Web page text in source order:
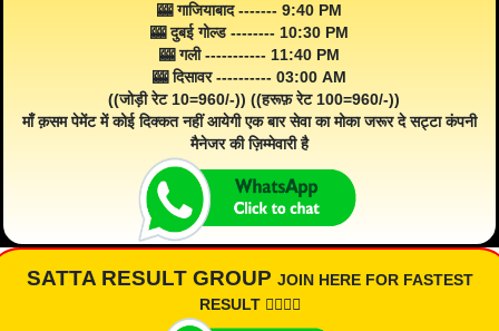
🎰 गाजियाबाद ------- 9:40 PM
🎰 दुबई गोल्ड -------- 10:30 PM
🎰 गली ----------- 11:40 PM
🎰 दिसावर ---------- 03:00 AM
((जोड़ी रेट 10=960/-)) ((हरूफ़ रेट 100=960/-))
माँ क़सम पेमेंट में कोई दिक्कत नहीं आयेगी एक बार सेवा का मोका जरूर दे सट्टा कंपनी
मैनेजर की ज़िम्मेवारी है
SATTA RESULT GROUP JOIN HERE FOR FASTEST
RESULT 👇🏾👇🏾